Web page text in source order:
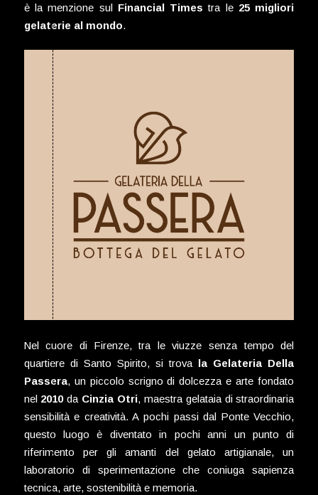
è la menzione sul Financial Times tra le 25 migliori
gelaterie al mondo.
Nel cuore di Firenze, tra le viuzze senza tempo del
quartiere di Santo Spirito, si trova la Gelateria Della
Passera, un piccolo scrigno di dolcezza e arte fondato
nel 2010da Cinzia Otri, maestra gelataia di straordinaria
sensibilità e creatività. A pochi passi dal Ponte Vecchio,
questo luogo è diventato in pochi anni un punto di
riferimento per gli amanti del gelato artigianale, un
laboratorio di sperimentazione che coniuga sapienza
tecnica, arte, sostenibilità e memoria.